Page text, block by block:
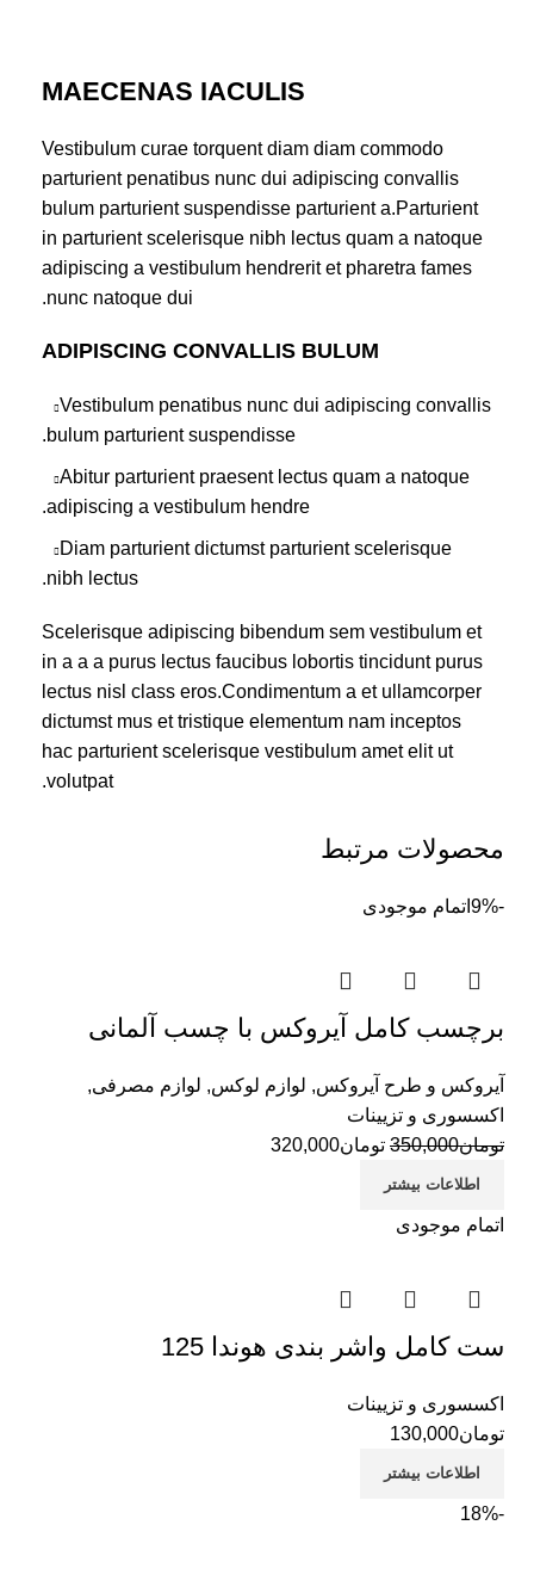
MAECENAS IACULIS
Vestibulum curae torquent diam diam commodo
parturient penatibus nunc dui adipiscing convallis
bulum parturient suspendisse parturient a.Parturient
in parturient scelerisque nibh lectus quam a natoque
adipiscing a vestibulum hendrerit et pharetra fames
nunc natoque dui.
ADIPISCING CONVALLIS BULUM
Vestibulum penatibus nunc dui adipiscing convallis
bulum parturient suspendisse.
Abitur parturient praesent lectus quam a natoque
adipiscing a vestibulum hendre.
Diam parturient dictumst parturient scelerisque
nibh lectus.
Scelerisque adipiscing bibendum sem vestibulum et
in a a a purus lectus faucibus lobortis tincidunt purus
lectus nisl class eros.Condimentum a et ullamcorper
dictumst mus et tristique elementum nam inceptos
hac parturient scelerisque vestibulum amet elit ut
volutpat.
محصولات مرتبط
-9% اتمام موجودی
برچسب کامل آیروکس با چسب آلمانی
آیروکس و طرح آیروکس, لوازم لوکس, لوازم مصرفی,
اکسسوری و تزیینات
تومان350,000 تومان320,000
اطلاعات بیشتر
اتمام موجودی
ست کامل واشر بندی هوندا 125
اکسسوری و تزیینات
تومان130,000
اطلاعات بیشتر
-18%